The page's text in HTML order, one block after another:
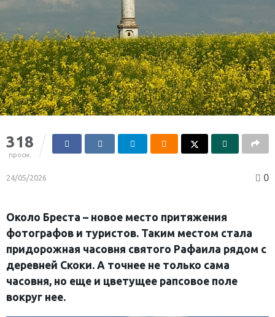
318
просм.
24/05/2026 0
Около Бреста – новое место притяжения
фотографов и туристов. Таким местом стала
придорожная часовня святого Рафаила рядом с
деревней Скоки. А точнее не только сама
часовня, но еще и цветущее рапсовое поле
вокруг нее.